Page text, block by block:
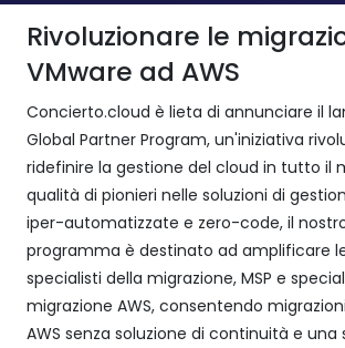
Rivoluzionare le
VMware ad AWS
Concierto.cloud è lieta di annunciare il
Global Partner Program, un'iniziativa
ridefinire la gestione del cloud in tutto il
qualità di pionieri nelle soluzioni di
iper-automatizzate e zero-code, il
programma è destinato ad amplificare
specialisti della migrazione, MSP e
migrazione AWS, consentendo
AWS senza soluzione di continuità e una